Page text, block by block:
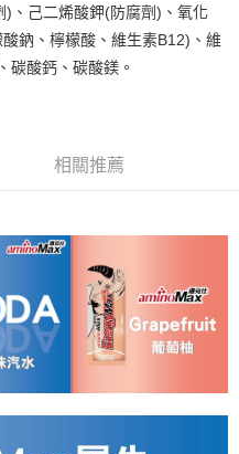
費
費
費
、己二烯酸鉀(防腐劑)、氧化
鈉、檸檬酸、維生素B12)、維
碳酸鈣、碳酸鎂。
相關推薦